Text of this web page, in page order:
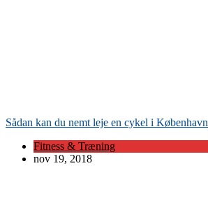
Sådan kan du nemt leje en cykel i København
Fitness & Træning
nov 19, 2018